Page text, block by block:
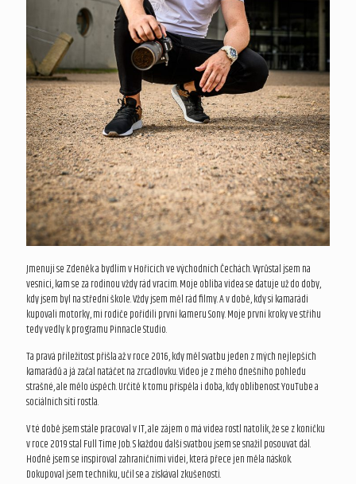
Jmenuji se Zdeněk a bydlím v Hořicích ve východních Čechách. Vyrůstal jsem na
vesnici, kam se za rodinou vždy rád vracím. Moje obliba videa se datuje už do doby,
kdy jsem byl na střední škole. Vždy jsem měl rád filmy. A v době, kdy si kamarádi
kupovali motorky, mi rodiče pořídili první kameru Sony. Moje první kroky ve střihu
tedy vedly k programu Pinnacle Studio.
Ta pravá příležitost přišla až v roce 2016, kdy měl svatbu jeden z mých nejlepších
kamarádů a já začal natáčet na zrcadlovku. Video je z mého dnešního pohledu
strašné, ale mělo úspěch. Určitě k tomu přispěla i doba, kdy oblíbenost YouTube a
sociálních sítí rostla.
V té době jsem stále pracoval v IT, ale zájem o má videa rostl natolik, že se z koníčku
v roce 2019 stal Full Time Job. S každou další svatbou jsem se snažil posouvat dál.
Hodně jsem se inspiroval zahraničními videi, která přece jen měla náskok.
Dokupoval jsem techniku, učil se a získával zkušenosti.